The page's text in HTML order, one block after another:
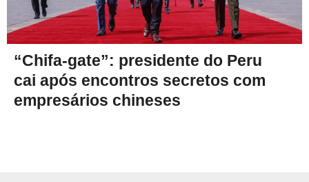
“Chifa-gate”: presidente do Peru
cai após encontros secretos com
empresários chineses